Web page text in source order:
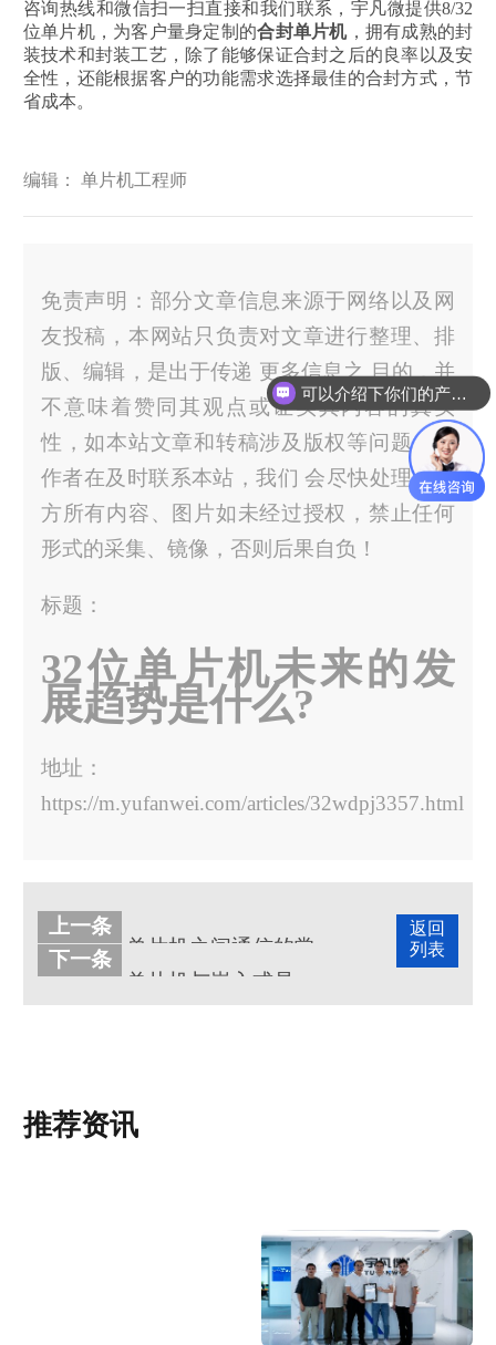
咨询热线和微信扫一扫直接和我们联系，宇凡微提供8/32
位单片机，为客户量身定制的合封单片机，拥有成熟的封
装技术和封装工艺，除了能够保证合封之后的良率以及安
全性，还能根据客户的功能需求选择最佳的合封方式，节
省成本。
编辑： 单片机工程师
免责声明：部分文章信息来源于网络以及网
友投稿，本网站只负责对文章进行整理、排
版、编辑，是出于传递 更多信息之 目的，并
不意味着赞同其观点或证实其内容的真实
性，如本站文章和转稿涉及版权等问题，请
作者在及时联系本站，我们 会尽快处理。官
方所有内容、图片如未经过授权，禁止任何
形式的采集、镜像，否则后果自负！
标题：
32位单片机未来的发
展趋势是什么?
地址：
https://m.yufanwei.com/articles/32wdpj3357.html
返回
列表
上一条
下一条
推荐资讯
可以介绍下你们的产品么？